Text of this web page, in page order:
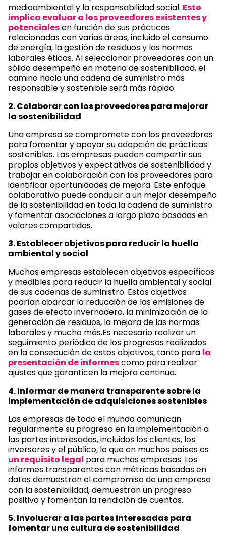
medioambiental y la responsabilidad social. Esto
implica evaluar a los proveedores existentes y
potencialesen función de sus prácticas
relacionadas con varias áreas, incluido el consumo
de energía, la gestión de residuos y las normas
laborales éticas. Al seleccionar proveedores con un
sólido desempeño en materia de sostenibilidad, el
camino hacia una cadena de suministro más
responsable y sostenible será más rápido.
2. Colaborar con los proveedores para mejorar
la sostenibilidad
Una empresa se compromete con los proveedores
para fomentar y apoyar su adopción de prácticas
sostenibles. Las empresas pueden compartir sus
propios objetivos y expectativas de sostenibilidad y
trabajar en colaboración con los proveedores para
identificar oportunidades de mejora. Este enfoque
colaborativo puede conducir a un mejor desempeño
de la sostenibilidad en toda la cadena de suministro
y fomentar asociaciones a largo plazo basadas en
valores compartidos.
3. Establecer objetivos para reducir la huella
ambiental y social
Muchas empresas establecen objetivos específicos
y medibles para reducir la huella ambiental y social
de sus cadenas de suministro. Estos objetivos
podrían abarcar la reducción de las emisiones de
gases de efecto invernadero, la minimización de la
generación de residuos, la mejora de las normas
laborales y mucho más.Es necesario realizar un
seguimiento periódico de los progresos realizados
en la consecución de estos objetivos, tanto para la
presentación de informescomo para realizar
ajustes que garanticen la mejora continua.
4. Informar de manera transparente sobre la
implementación de adquisiciones sostenibles
Las empresas de todo el mundo comunican
regularmente su progreso en la implementación a
las partes interesadas, incluidos los clientes, los
inversores y el público, lo que en muchos países es
un requisito legal para muchas empresas. Los
informes transparentes con métricas basadas en
datos demuestran el compromiso de una empresa
con la sostenibilidad, demuestran un progreso
positivo y fomentan la rendición de cuentas.
5. Involucrar a las partes interesadas para
fomentar una cultura de sostenibilidad